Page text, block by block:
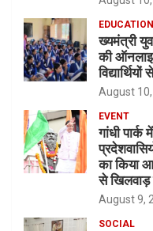
EDUCATION
ख्यमंत्री
की
August
EVENT
गांधी पार्क
का किया
से खिलवाड़
August 9,
SOCIAL